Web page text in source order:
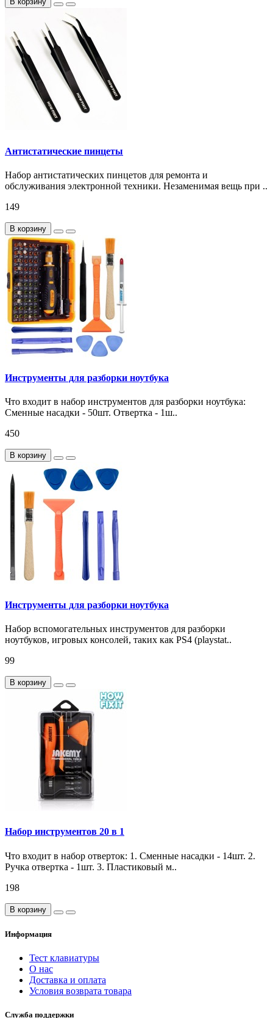
Антистатические пинцеты
Набор антистатических пинцетов для ремонта и
обслуживания электронной техники. Незаменимая вещь при ..
149
В корзину
Инструменты для разборки ноутбука
Что входит в набор инструментов для разборки ноутбука:
Сменные насадки - 50шт. Отвертка - 1ш..
450
В корзину
Инструменты для разборки ноутбука
Набор вспомогательных инструментов для разборки
ноутбуков, игровых консолей, таких как PS4 (playstat..
99
В корзину
Набор инструментов 20 в 1
Что входит в набор отверток: 1. Сменные насадки - 14шт. 2.
Ручка отвертка - 1шт. 3. Пластиковый м..
198
В корзину
Информация
Тест клавиатуры
О нас
Доставка и оплата
Условия возврата товара
Служба поддержки